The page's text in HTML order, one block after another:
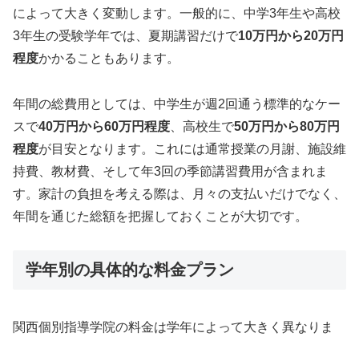
によって大きく変動します。一般的に、中学3年生や高校
3年生の受験学年では、夏期講習だけで10万円から20万円
程度かかることもあります。
年間の総費用としては、中学生が週2回通う標準的なケー
スで40万円から60万円程度 、高校生で50万円から80万円
程度が目安となります。これには通常授業の月謝、施設維
持費、教材費、そして年3回の季節講習費用が含まれま
す。家計の負担を考える際は、月々の支払いだけでなく、
年間を通じた総額を把握しておくことが大切です。
学年別の具体的な料金プラン
関西個別指導学院の料金は学年によって大きく異なりま